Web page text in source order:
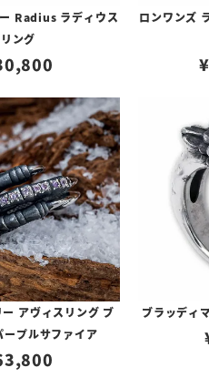
Radius ラディウス
リング
ロンワンズ
¥
アヴィスリング ブ
プルサファイア
ブラッディ